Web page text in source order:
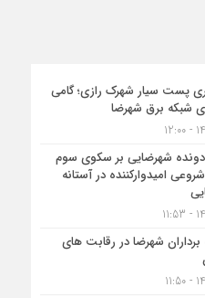
پست سیار شهرک رازی؛ گامی
شبکه برق شهرضا
شهرضایی بر سکوی سوم
امیدوارکننده در آستانه
شهرضا در رقابت های